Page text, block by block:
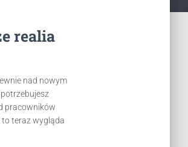
realia
nad nowym
pracowników
to teraz wygląda